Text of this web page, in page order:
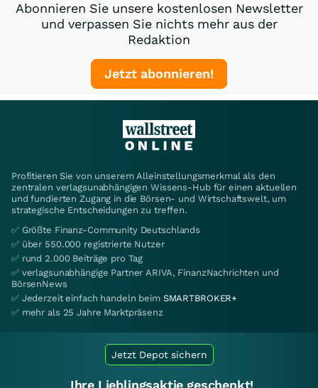
Abonnieren Sie unsere kostenlosen Newsletter
und verpassen Sie nichts mehr aus der
Redaktion
Jetzt abonnieren!
Profitieren Sie von unserem Alleinstellungsmerkmal als den
zentralen verlagsunabhängigen Wissens-Hub für einen aktuellen
und fundierten Zugang in die Börsen- und Wirtschaftswelt, um
strategische Entscheidungen zu treffen.
✅ Größte Finanz-Community Deutschlands
✅ über 550.000 registrierte Nutzer
✅ rund 2.000 Beiträge pro Tag
✅ verlagsunabhängige Partner ARIVA, FinanzNachrichten und
BörsenNews
✅ Jederzeit einfach handeln beim SMARTBROKER+
✅ mehr als 25 Jahre Marktpräsenz
Jetzt Depot sichern
Ihre Lieblingsaktie geschenkt!